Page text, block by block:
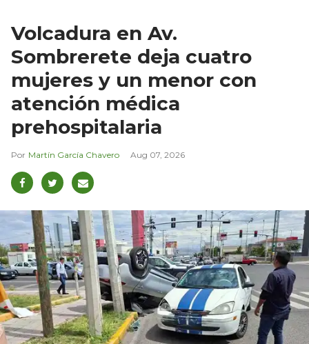
Volcadura en Av.
Sombrerete deja cuatro
mujeres y un menor con
atención médica
prehospitalaria
Martín García Chavero Aug 07, 2026